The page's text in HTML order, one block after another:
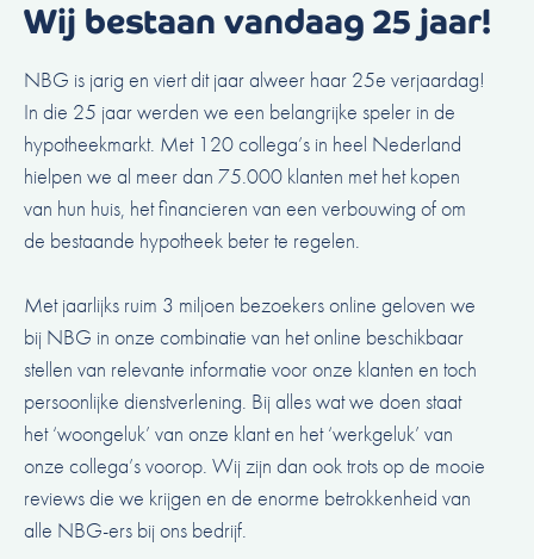
Wij bestaan vandaag 25 jaar!
NBG is jarig en viert dit jaar alweer haar 25e verjaardag!
In die 25 jaar werden we een belangrijke speler in de
hypotheekmarkt. Met 120 collega’s in heel Nederland
hielpen we al meer dan 75.000 klanten met het kopen
van hun huis, het financieren van een verbouwing of om
de bestaande hypotheek beter te regelen.
Met jaarlijks ruim 3 miljoen bezoekers online geloven we
bij NBG in onze combinatie van het online beschikbaar
stellen van relevante informatie voor onze klanten en toch
persoonlijke dienstverlening. Bij alles wat we doen staat
het ‘woongeluk’ van onze klant en het ‘werkgeluk’ van
onze collega’s voorop. Wij zijn dan ook trots op de mooie
reviews die we krijgen en de enorme betrokkenheid van
alle NBG-ers bij ons bedrijf.